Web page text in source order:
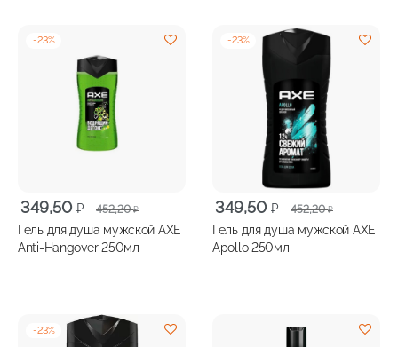
-23%
452,20₽
Первоначальная
цена
составляла
349,50 ₽
Текущая
цена:
349,50 ₽.
Гель для душа мужской AXE
Anti-Hangover 250мл
-23%
452,20₽
Первоначальная
цена
составляла
349,50 ₽
Текущая
цена:
349,50 ₽.
Гель для душа мужской AXE
Apollo 250мл
-23%